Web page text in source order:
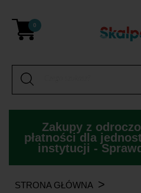
0
Zakupy z
płatności dla
instytucji -
STRONA GŁÓWNA >